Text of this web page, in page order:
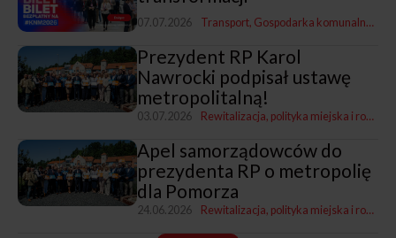
07.07.2026 Transport Gospodarka komunalna
Prezydent RP Karol
Nawrocki podpisał ustawę
metropolitalną!
03.07.2026 Rewitalizacja, polityka miejska i rozwój
Apel samorządowców do
prezydenta RP o metropolię
dla Pomorza
24.06.2026 Rewitalizacja, polityka miejska i rozwój